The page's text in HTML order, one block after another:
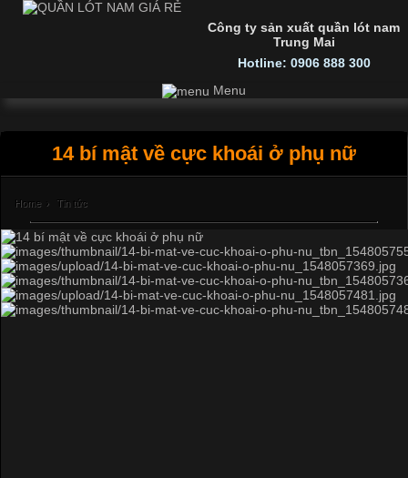
Công ty sản xuất quần lót nam
Trung Mai
Hotline: 0906 888 300
Menu
14 bí mật về cực khoái ở phụ nữ
Home › Tin tức